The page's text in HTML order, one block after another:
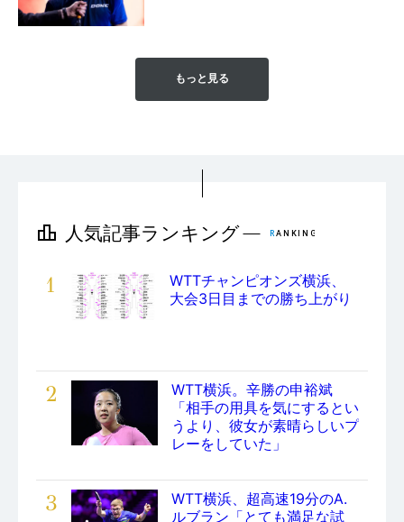
もっと見る
1
WTTチャンピオンズ横浜、
大会3日目までの勝ち上がり
2
WTT横浜。辛勝の申裕斌
「相手の用具を気にするとい
うより、彼女が素晴らしいプ
レーをしていた」
3
WTT横浜、超高速19分のA.
ルブラン「とても満足な試